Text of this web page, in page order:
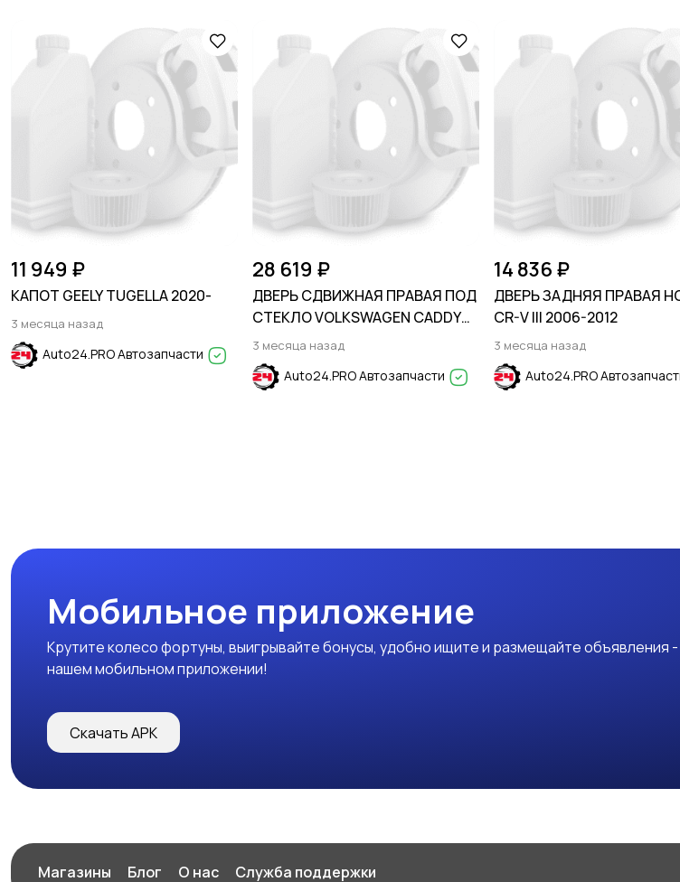
11 949 ₽
КАПОТ GEELY TUGELLA 2020-
3 месяца назад
Auto24.PRO Автозапчасти
28 619 ₽
ДВЕРЬ СДВИЖНАЯ ПРАВАЯ ПОД
СТЕКЛО VOLKSWAGEN CADDY
2016-2020
3 месяца назад
Auto24.PRO Автозапчасти
14 836 ₽
ДВЕРЬ ЗАДНЯЯ ПРАВАЯ
CR-V III 2006-2012
3 месяца назад
Auto24.PRO
Мобильное приложение
Крутите колесо фортуны, выигрывайте бонусы, удобно ищите и размещайте объявления -
нашем мобильном приложении!
Скачать APK
Магазины Блог О нас Служба поддержки